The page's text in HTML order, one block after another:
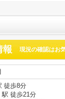
報 現況の確認はお
徒歩8分
駅 徒歩21分